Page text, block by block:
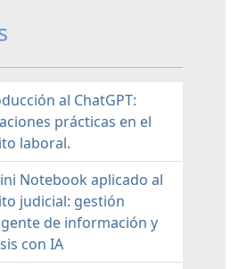
al ChatGPT:
prácticas en el
laboral.
Notebook aplicado al
judicial: gestión
de información y
con IA